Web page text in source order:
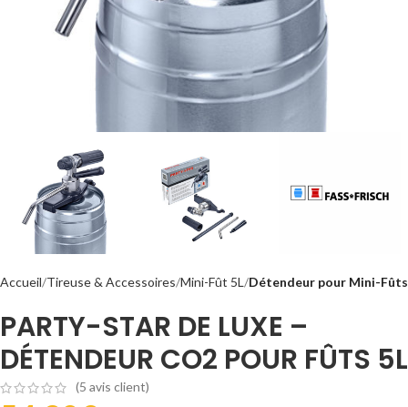
Accueil Tireuse & Accessoires Mini-Fût 5L Détendeur pour Mini-Fûts
PARTY-STAR DE LUXE –
DÉTENDEUR CO2 POUR FÛTS 5L
(5 avis client)